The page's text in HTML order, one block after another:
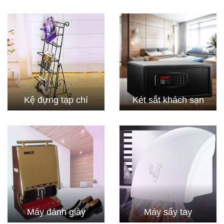
Kệ đựng tạp chí Két sắt khách sạn
Máy đánh giày Máy sấy tay